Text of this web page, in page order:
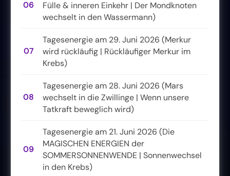
06
Fülle & inneren Einkehr | Der Mondknoten
wechselt in den Wassermann)
07
Tagesenergie am 29. Juni 2026 (Merkur
wird rückläufig | Rückläufiger Merkur im
Krebs)
08
Tagesenergie am 28. Juni 2026 (Mars
wechselt in die Zwillinge | Wenn unsere
Tatkraft beweglich wird)
09
Tagesenergie am 21. Juni 2026 (Die
MAGISCHEN ENERGIEN der
SOMMERSONNENWENDE | Sonnenwechsel
in den Krebs)